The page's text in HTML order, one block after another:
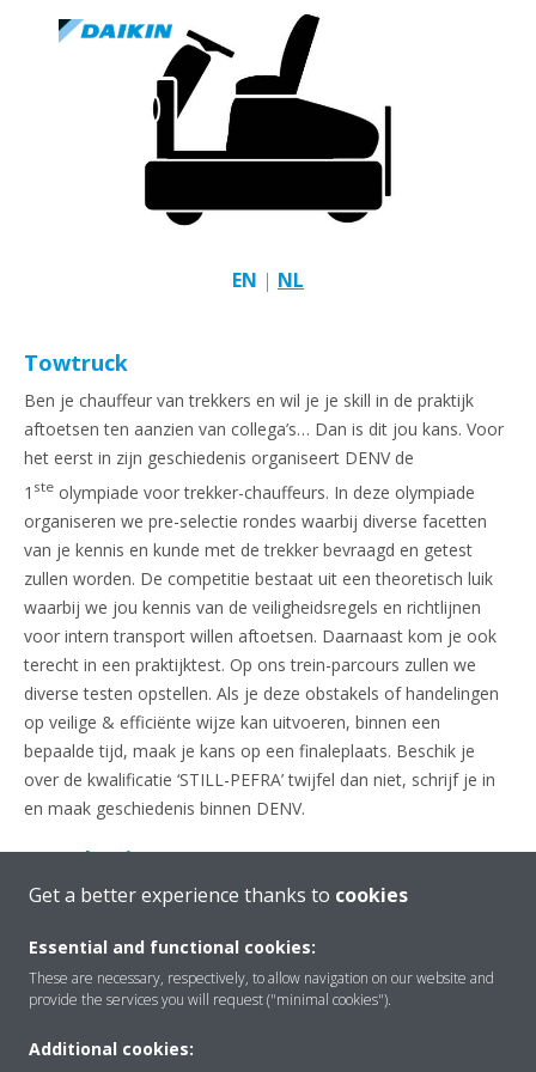
EN | NL
Towtruck
Ben je chauffeur van trekkers en wil je je skill in de praktijk
aftoetsen ten aanzien van collega’s… Dan is dit jou kans. Voor
het eerst in zijn geschiedenis organiseert DENV de
1 ste olympiade voor trekker-chauffeurs. In deze olympiade
organiseren we pre-selectie rondes waarbij diverse facetten
van je kennis en kunde met de trekker bevraagd en getest
zullen worden. De competitie bestaat uit een theoretisch luik
waarbij we jou kennis van de veiligheidsregels en richtlijnen
voor intern transport willen aftoetsen. Daarnaast kom je ook
terecht in een praktijktest. Op ons trein-parcours zullen we
diverse testen opstellen. Als je deze obstakels of handelingen
op veilige & efficiënte wijze kan uitvoeren, binnen een
bepaalde tijd, maak je kans op een finaleplaats. Beschik je
over de kwalificatie ‘STILL-PEFRA’ twijfel dan niet, schrijf je in
en maak geschiedenis binnen DENV.
Preselecties
PRESELECTIES!
Get a better experience thanks to cookies
Essential and functional cookies:
These are necessary, respectively, to allow navigation on our website and
provide the services you will request ("minimal cookies").
Additional cookies: